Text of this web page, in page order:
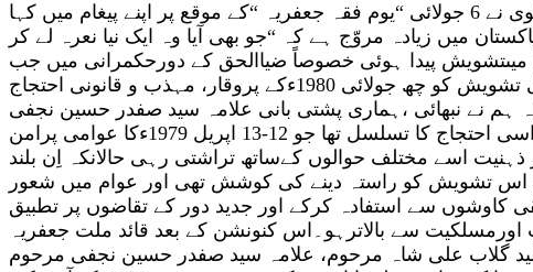
راولپنڈی / اسلام آباد 5 جولائی2022 ء( جعفریہ پریس پاکستان ) قائد ملت جعفریہ پاکستان علامہ سید ساجد علی نقوی نے 6 جولائی “یوم فقہ جعفریہ “کے موقع پر اپنے پیغام میں کہا
میں زیادہ مروّج ہے کہ “جو بھی آیا وہ ایک نیا نعرہ لے کر
پیدا ہوئی خصوصاً ضیاالحق کے دورحکمرانی میں جب
اسلامائزیشن کانعرہ لگاتوہرطبقہ فکرمیں یہ تشویش پیدا ہوئی کہ کسی خاص برانڈ کا اسلام نافذ نہ ہو جائے، اسی تشویش کو چھ جولائی 1980ءکے پروقار، مہذب و قانونی احتجاج
نے نبھائی ،ہماری پشتی بانی علامہ سید صفدر حسین نجفی
مرحوم اور قیادت علامہ مفتی جعفر حسین مرحوم نے کی او ر علماء، عمائدین اور عوام نے بھر پور شرکت کی یہ اسی احتجاج کا تسلسل تھا جو 12-13 اپریل 1979ءکا عوامی پرامن
اسے مختلف حوالوں کےساتھ تراشتی رہی حالانکہ اِن بلند
اس تشویش کو راستہ دینے کی کوشش تھی اور عوام میں شعور
کاوشوں سے استفادہ کرکے اور جدید دور کے تقاضوں پر تطبیق
اورمسلکیت سے بالاترہو۔اس کنونشن کے بعد قائد ملت جعفریہ
گلاب علی شاہ مرحوم، علامہ سید صفدر حسین نجفی مرحوم